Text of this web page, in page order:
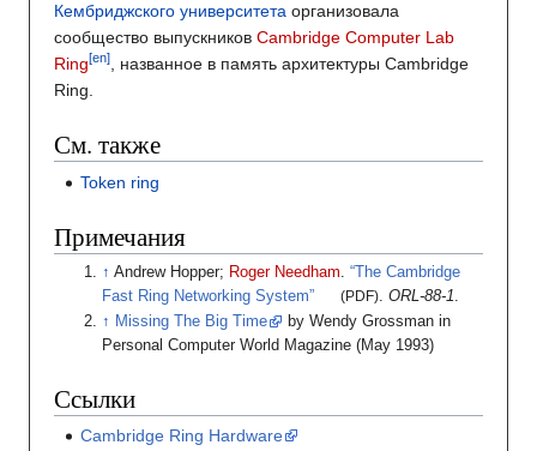
Кембриджского университета организовала
сообщество выпускников Cambridge Computer Lab
Ring[en], названное в память архитектуры Cambridge
Ring.
См. также
Token ring
Примечания
Andrew Hopper; Roger Needham.“The Cambridge
Fast Ring Networking System”
(PDF).ORL-88-1.
Missing The Big Time
by Wendy Grossman in
Personal Computer World Magazine (May 1993)
Ссылки
Cambridge Ring Hardware